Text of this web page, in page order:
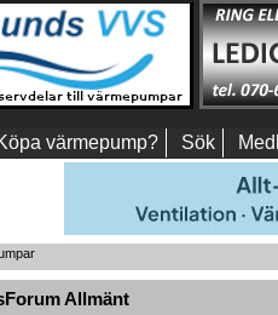
värmepump? Sök
Allmänt